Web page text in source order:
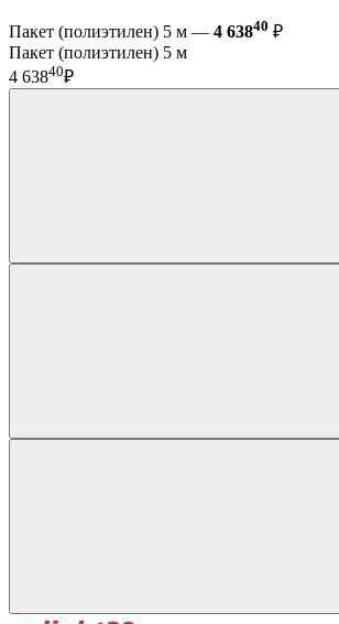
Пакет (полиэтилен) 5 м — 4 63840 ₽
Пакет (полиэтилен) 5 м
4 63840₽